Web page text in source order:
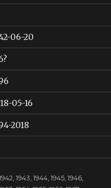
06-20
05-16
2018
,1943,1944,1945,1946,